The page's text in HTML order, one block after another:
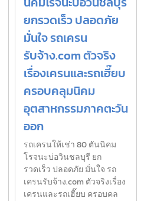
ยกรวดเร็ว ปลอดภัย
มั่นใจ รถเครน
รับจ้าง.com ตัวจริง
เรื่องเครนและรถเฮี๊ยบ
ครอบคลุมนิคม
อุตสาหกรรมภาคตะวัน
ออก
รถเครนให้เช่า 80 ตันนิคม
โรจนะบ่อวินชลบุรี ยก
รวดเร็ว ปลอดภัย มั่นใจ รถ
เครนรับจ้าง.com ตัวจริงเรื่อง
เครนและรถเฮี๊ยบ ครอบคล